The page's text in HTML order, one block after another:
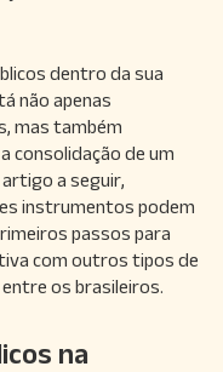
dentro da sua
não apenas
mas também
consolidação de um
a seguir,
instrumentos podem
passos para
com outros tipos de
os brasileiros.
na